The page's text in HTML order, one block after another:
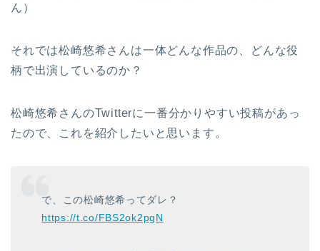
ん）
それでは松崎悠希さんは一体どんな作品の、どんな役
柄で出演しているのか？
松崎悠希さんのTwitterに一番分かりやすい投稿があっ
たので、これを紹介したいと思います。
で、この松崎悠希ってダレ？
https://t.co/FBS2ok2pgN